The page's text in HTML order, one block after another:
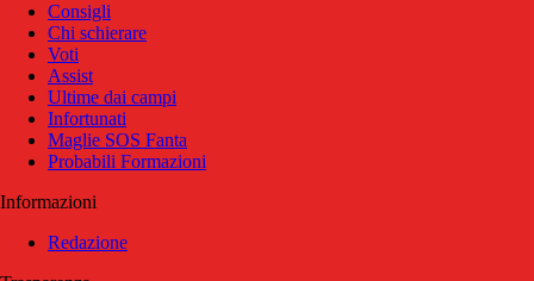
Consigli
Chi schierare
Voti
Assist
Ultime dai campi
Infortunati
Maglie SOS Fanta
Probabili Formazioni
Informazioni
Redazione